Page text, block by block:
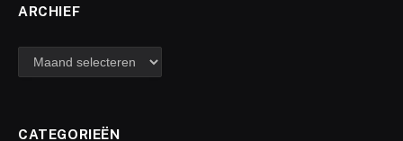
ARCHIEF
archief
CATEGORIEËN